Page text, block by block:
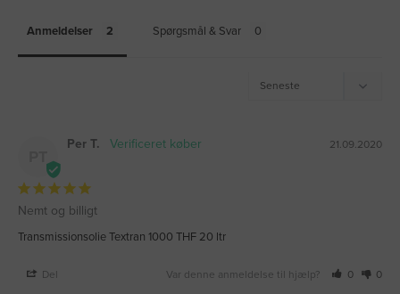
Anmeldelser Spørgsmål & Svar
21.09.2020
Per T.
Nemt og billigt
Transmissionsolie Textran 1000 THF 20 ltr
Del Var denne anmeldelse til hjælp? 0 0